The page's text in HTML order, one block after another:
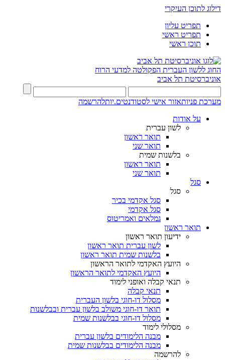
דילוג לתוכן העיקרי
תפריט עליון
תפריט ראשי
תוכן ראשי
החוג ללשון העברית הפקולטה למדעי הרוח
אוניברסיטת תל אביב
מערכת פניותאזור אישי לסטודנטים.יותלהרשמה
על אודות
לשון עברית
תואר ראשון
תואר שני
בלשנות שמית
תואר ראשון
תואר שני
סגל
סגל
סגל אקדמי בכיר
סגל אקדמי
גמלאים ואמריטוס
תואר ראשון
ידיעון תואר ראשון
לשון עברית תואר ראשון
בלשנות שמית תואר ראשון
היועץ האקדמי לתואר הראשון
היועץ האקדמי לתואר הראשון
תנאי קבלה ואופני לימוד
תנאי קבלה
מסלול דו-חוגי בלשון העברית
תואר דו-חוגי משולב בלשון עברית ובבלשנות
מסלול דו-חוגי בבלשנות שמית
מסלולי לימוד
מבנה הלימודים בלשון עברית
מבנה הלימודים בבלשנות שמית
להרשמה